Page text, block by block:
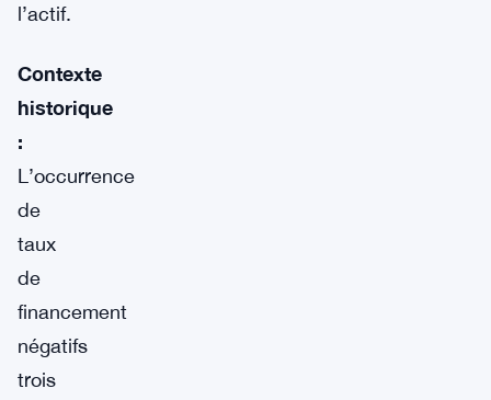
l’actif.
Contexte
historique
:
L’occurrence
de
taux
de
financement
négatifs
trois